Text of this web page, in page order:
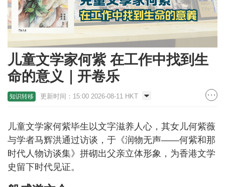
儿童文学家何紫 在工作中找到生
命的意义｜开卷乐
知识转移 更新时间：15:00 2026-08-11 HKT
儿童文学家何紫毕生以文字滋养人心，其女儿何紫薇
与学者马辉洪通过访谈，于《润物无声——何紫和那
时代人物访谈集》拼砌出父亲立体形象，为香港文学
史留下时代见证。